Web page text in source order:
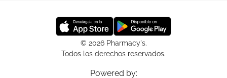
© 2026 Pharmacy's.
Todos los derechos reservados.
Powered by: